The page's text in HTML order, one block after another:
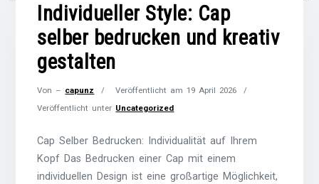
Individueller Style: Cap
selber bedrucken und kreativ
gestalten
Von – capunz Veröffentlicht am19 April 2026
Veröffentlicht unter Uncategorized
Cap Selber Bedrucken: Individualität auf Ihrem
Kopf Das Bedrucken einer Cap mit einem
individuellen Design ist eine großartige Möglichkeit,